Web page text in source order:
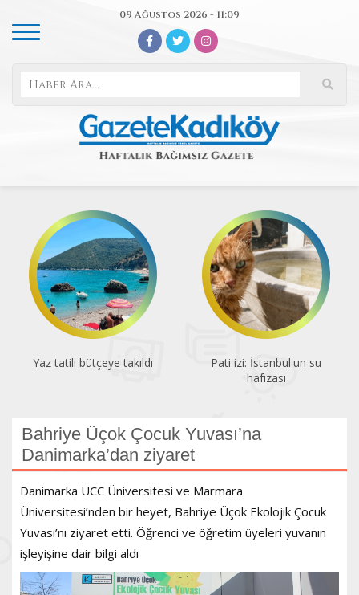
09 Ağustos 2026 - 11:09
Pati izi: İstanbul'un su
Bir gezginin gözünden
Kadıköy
Bahriye Üçok Çocuk Yuvası’na
Danimarka’dan ziyaret
Danimarka UCC Üniversitesi ve Marmara
Üniversitesi’nden bir heyet, Bahriye Üçok Ekolojik Çocuk
Yuvası’nı ziyaret etti. Öğrenci ve öğretim üyeleri yuvanın
işleyişine dair bilgi aldı